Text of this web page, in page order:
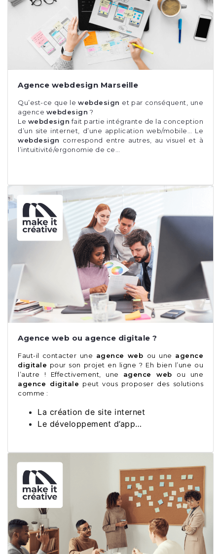
Agence webdesign Marseille
Qu’est-ce que lewebdesign et par conséquent, une
agence webdesign ?
Le webdesign fait partie intégrante de la conception
d’un site internet, d’une application web/mobile… Le
webdesign correspond entre autres, au visuel et à
l’intuitivité/ergonomie de ce…
Agence web ou agence digitale ?
Faut-il contacter une agence web ou une agence
digitale pour son projet en ligne ? Eh bien l’une ou
l’autre ! Effectivement, une agence web ou une
agence digitale peut vous proposer des solutions
comme :
La création de site internet
Le développement d’app…